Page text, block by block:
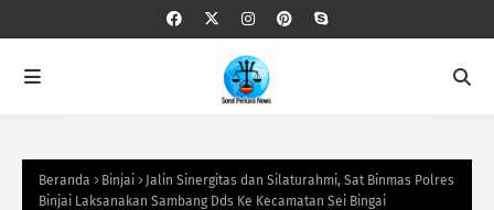
Beranda Binjai
Jalin Sinergitas dan Silaturahmi, Sat Binmas Polres
Binjai Laksanakan Sambang Dds Ke Kecamatan Sei Bingai